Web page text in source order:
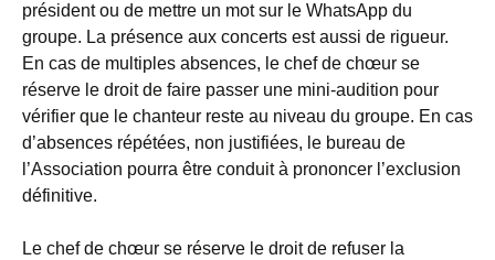
président ou de mettre un mot sur le WhatsApp du
groupe. La présence aux concerts est aussi de rigueur.
En cas de multiples absences, le chef de chœur se
réserve le droit de faire passer une mini-audition pour
vérifier que le chanteur reste au niveau du groupe. En cas
d’absences répétées, non justifiées, le bureau de
l’Association pourra être conduit à prononcer l’exclusion
définitive.
Le chef de chœur se réserve le droit de refuser la